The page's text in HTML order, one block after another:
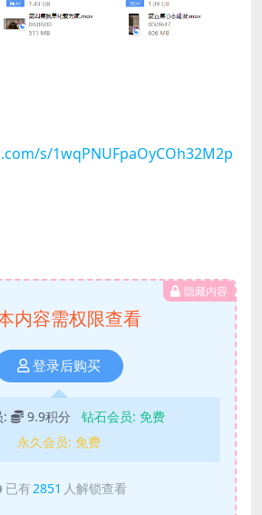
s/1wqPNUFpaOyCOh32M2p
隐藏内容
内容需权限查看
登录后购买
: 9.9积分 钻石会员: 免费
永久会员: 免费
已有2851 人解锁查看